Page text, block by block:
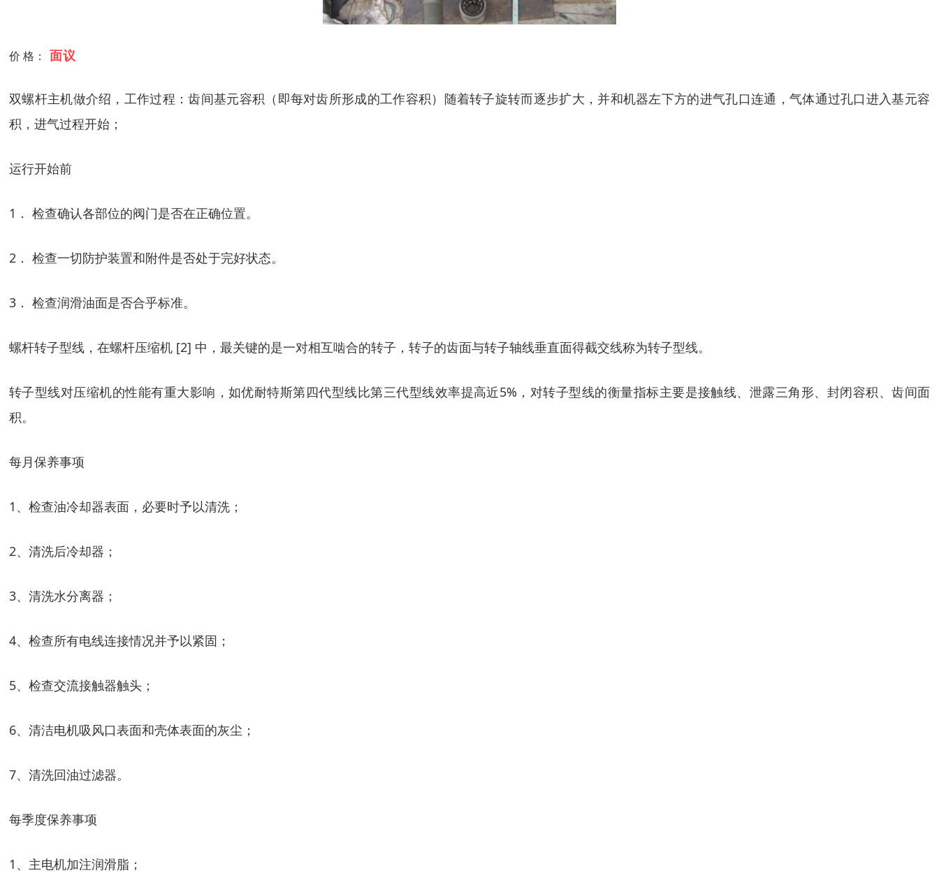
价 格： 面议
双螺杆主机做介绍，工作过程：齿间基元容积（即每对齿所形成的工作容积）随着转子旋转而逐步扩大，并和机器左下方的进气孔口连通，气体通过孔口进入基元容
积，进气过程开始；
运行开始前
1． 检查确认各部位的阀门是否在正确位置。
2． 检查一切防护装置和附件是否处于完好状态。
3． 检查润滑油面是否合乎标准。
螺杆转子型线，在螺杆压缩机 [2] 中，最关键的是一对相互啮合的转子，转子的齿面与转子轴线垂直面得截交线称为转子型线。
转子型线对压缩机的性能有重大影响，如优耐特斯第四代型线比第三代型线效率提高近5%，对转子型线的衡量指标主要是接触线、泄露三角形、封闭容积、齿间面
积。
每月保养事项
1、检查油冷却器表面，必要时予以清洗；
2、清洗后冷却器；
3、清洗水分离器；
4、检查所有电线连接情况并予以紧固；
5、检查交流接触器触头；
6、清洁电机吸风口表面和壳体表面的灰尘；
7、清洗回油过滤器。
每季度保养事项
1、主电机加注润滑脂；